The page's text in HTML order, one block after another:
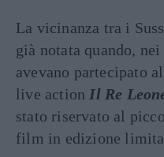
La vicinanza tra i
già notata quando,
avevano partecipato
live action Il Re
stato riservato al
film in edizione